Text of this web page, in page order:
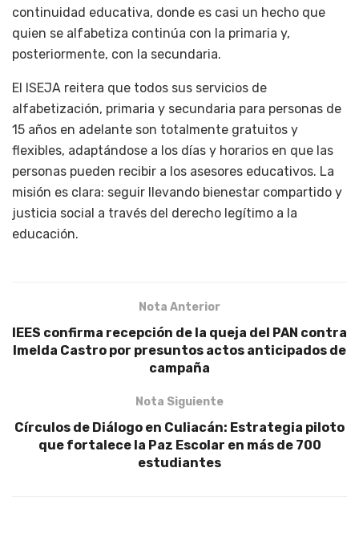
continuidad educativa, donde es casi un hecho que
quien se alfabetiza continúa con la primaria y,
posteriormente, con la secundaria.
El ISEJA reitera que todos sus servicios de
alfabetización, primaria y secundaria para personas de
15 años en adelante son totalmente gratuitos y
flexibles, adaptándose a los días y horarios en que las
personas pueden recibir a los asesores educativos. La
misión es clara: seguir llevando bienestar compartido y
justicia social a través del derecho legítimo a la
educación.
Nota Anterior
IEES confirma recepción de la queja del PAN contra
Imelda Castro por presuntos actos anticipados de
campaña
Nota Siguiente
Círculos de Diálogo en Culiacán: Estrategia piloto
que fortalece la Paz Escolar en más de 700
estudiantes